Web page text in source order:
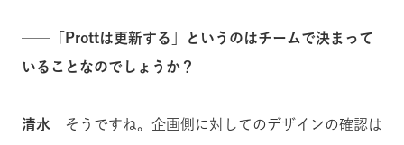
──「Prottは更新する」というのはチームで決まって
いることなのでしょうか？
清水
そうですね。企画側に対してのデザインの確認は